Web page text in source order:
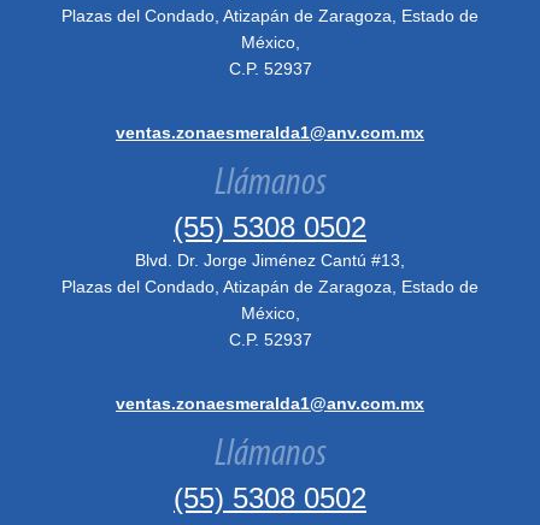
Plazas del Condado, Atizapán de Zaragoza, Estado de
México,
C.P. 52937
ventas.zonaesmeralda1@anv.com.mx
Llámanos
(55) 5308 0502
Blvd. Dr. Jorge Jiménez Cantú #13,
Plazas del Condado, Atizapán de Zaragoza, Estado de
México,
C.P. 52937
ventas.zonaesmeralda1@anv.com.mx
Llámanos
(55) 5308 0502